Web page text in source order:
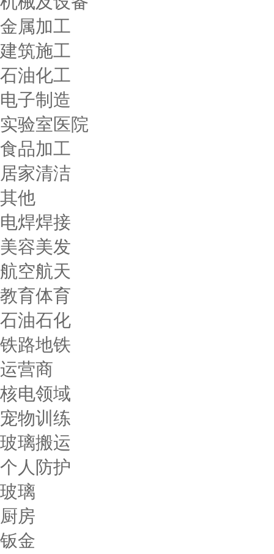
金属加工
建筑施工
石油化工
电子制造
实验室医院
食品加工
居家清洁
其他
电焊焊接
美容美发
航空航天
教育体育
石油石化
铁路地铁
运营商
核电领域
宠物训练
玻璃搬运
个人防护
玻璃
厨房
钣金